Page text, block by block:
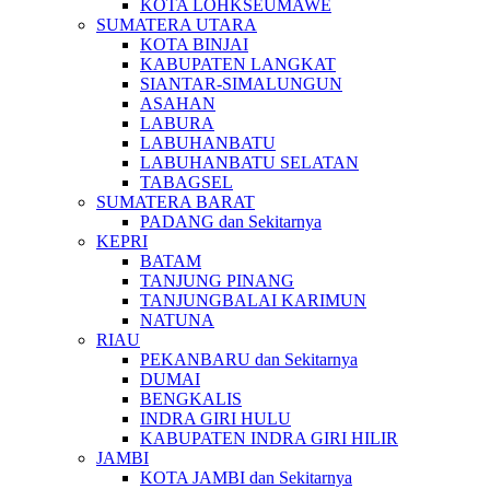
KOTA LOHKSEUMAWE
SUMATERA UTARA
KOTA BINJAI
KABUPATEN LANGKAT
SIANTAR-SIMALUNGUN
ASAHAN
LABURA
LABUHANBATU
LABUHANBATU SELATAN
TABAGSEL
SUMATERA BARAT
PADANG dan Sekitarnya
KEPRI
BATAM
TANJUNG PINANG
TANJUNGBALAI KARIMUN
NATUNA
RIAU
PEKANBARU dan Sekitarnya
DUMAI
BENGKALIS
INDRA GIRI HULU
KABUPATEN INDRA GIRI HILIR
JAMBI
KOTA JAMBI dan Sekitarnya